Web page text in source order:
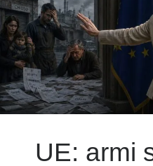
UE: armi